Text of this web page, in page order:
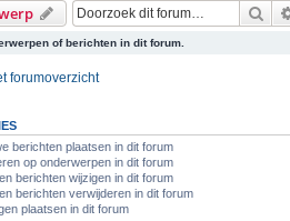
of berichten in dit forum.
forumoverzicht
berichten plaatsen in dit forum
op onderwerpen in dit forum
berichten wijzigen in dit forum
berichten verwijderen in dit forum
plaatsen in dit forum